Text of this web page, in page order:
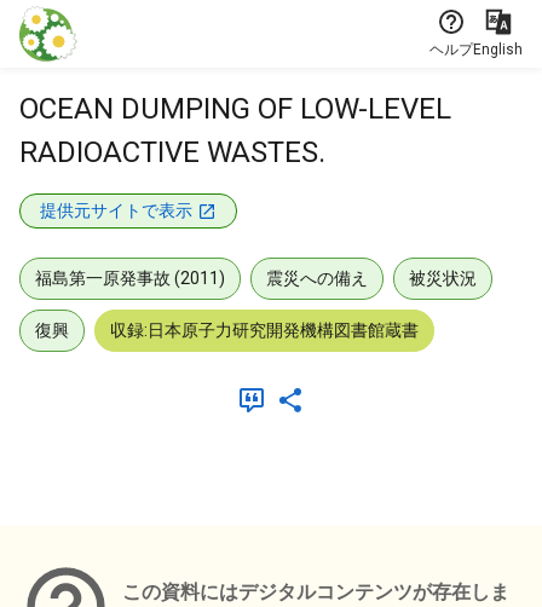
本文に飛ぶ
ヘルプEnglish
OCEAN DUMPING OF LOW-LEVEL
RADIOACTIVE WASTES.
提供元サイトで表示
福島第一原発事故 (2011) 震災への備え 被災状況
復興 収録:日本原子力研究開発機構図書館蔵書
この資料にはデジタルコンテンツが存在しま